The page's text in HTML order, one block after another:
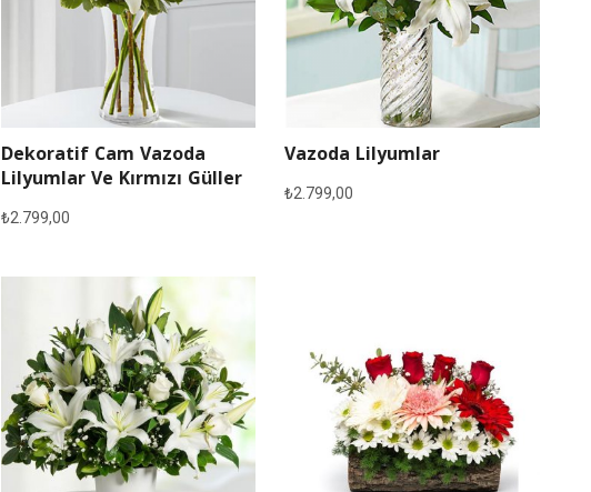
Dekoratif Cam Vazoda
Lilyumlar Ve Kırmızı Güller
₺2.799,00
Vazoda Lilyumlar
₺2.799,00